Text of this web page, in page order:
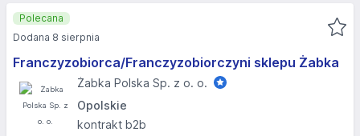
Franczyzobiorca/Franczyzobiorczyni sklepu Żabka
Żabka Polska Sp. z o. o.
Opolskie
kontrakt b2b
Polecana
Dodana 8 sierpnia